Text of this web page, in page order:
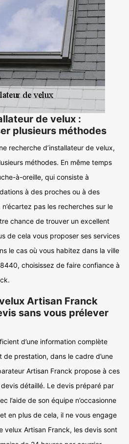
de velux :
plusieurs méthodes
recherche d’installateur de velux,
méthodes. En même temps
à-oreille, qui consiste à
à des proches ou à des
pas les recherches sur le
chance de trouver un excellent
de cela vous proposer ses services
le cas où vous habitez dans la ville
choisissez de faire confiance à
Artisan Franck
sans vous prélever
d’une information complète
prestation, dans le cadre d’une
Artisan Franck propose à ces
détaillé. Le devis préparé par
l’aide de son équipe n’occasionne
en plus de cela, il ne vous engage
velux Artisan Franck, les devis sont